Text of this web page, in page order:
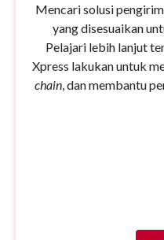
Mencari solusi
yang disesuaikan
Pelajari lebih lanjut
Xpress lakukan untuk
chain, dan membantu